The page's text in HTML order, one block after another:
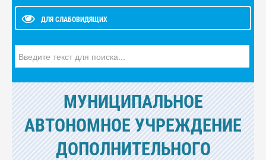
ДЛЯ СЛАБОВИДЯЩИХ
МУНИЦИПАЛЬНОЕ
АВТОНОМНОЕ УЧРЕЖДЕНИЕ
ДОПОЛНИТЕЛЬНОГО